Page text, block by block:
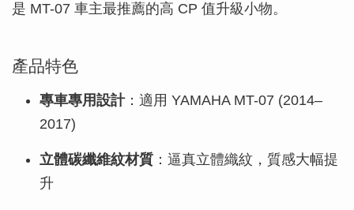
是 MT-07 車主最推薦的高 CP 值升級小物。
產品特色
專車專用設計：適用 YAMAHA MT-07 (2014–
2017)
立體碳纖維紋材質 ：逼真立體織紋，質感大幅提
升